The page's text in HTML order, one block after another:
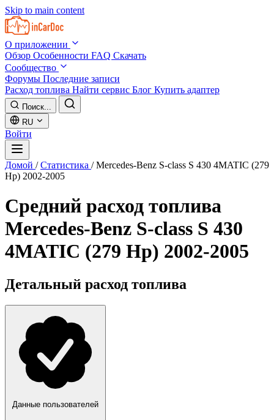
Skip to main content
О приложении
Обзор Особенности FAQ Скачать
Сообщество
Форумы Последние записи
Расход топлива Найти сервис Блог Купить адаптер
Поиск...
RU
Войти
Домой / Статистика / Mercedes-Benz S-class S 430 4MATIC (279
Hp) 2002-2005
Средний расход топлива
Mercedes-Benz S-class S 430
4MATIC (279 Hp) 2002-2005
Детальный расход топлива
Данные пользователей